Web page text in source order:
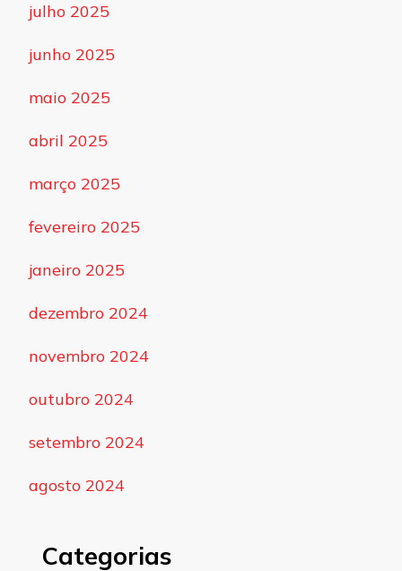
julho 2025
junho 2025
maio 2025
abril 2025
março 2025
fevereiro 2025
janeiro 2025
dezembro 2024
novembro 2024
outubro 2024
setembro 2024
agosto 2024
Categorias